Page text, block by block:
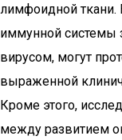
лимфоидной ткани.
иммунной системы
вирусом, могут
выраженной
Кроме этого,
между развитием